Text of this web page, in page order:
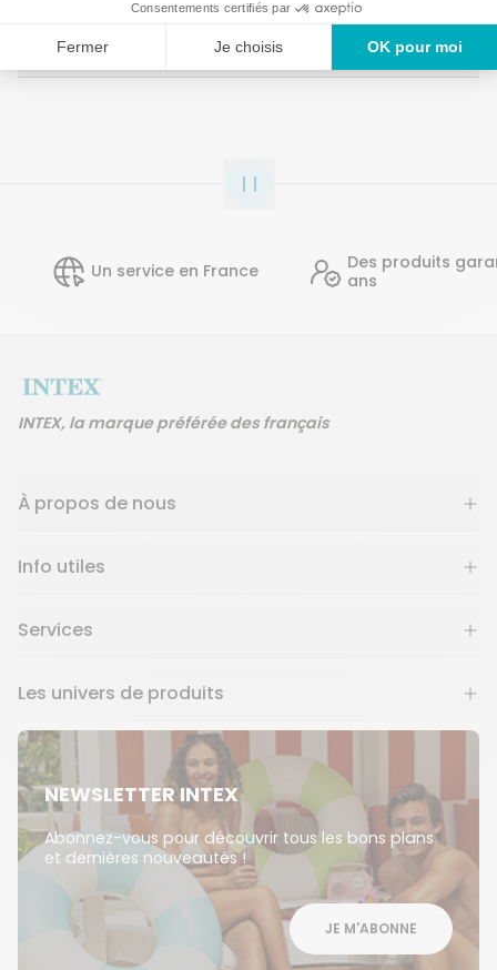
Documentation
Un service en France
Des produits garantis 2
ans
INTEX, la marque préférée des français
À propos de nous
Info utiles
Services
Les univers de produits
NEWSLETTER INTEX
Abonnez-vous pour découvrir tous les bons plans
et dernières nouveautés !
JE M'ABONNE